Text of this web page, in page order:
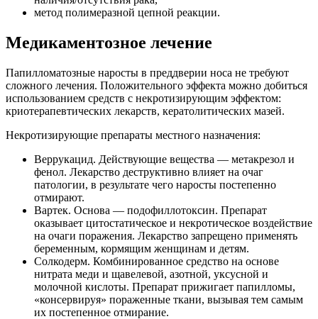
метод полимеразной цепной реакции.
Медикаментозное лечение
Папилломатозные наросты в преддверии носа не требуют
сложного лечения. Положительного эффекта можно добиться
использованием средств с некротизирующим эффектом:
криотерапевтических лекарств, кератолитических мазей.
Некротизирующие препараты местного назначения:
Веррукацид. Действующие вещества — метакрезол и
фенол. Лекарство деструктивно влияет на очаг
патологии, в результате чего наросты постепенно
отмирают.
Вартек. Основа — подофиллотоксин. Препарат
оказывает цитостатическое и некротическое воздействие
на очаги поражения. Лекарство запрещено применять
беременным, кормящим женщинам и детям.
Солкодерм. Комбинированное средство на основе
нитрата меди и щавелевой, азотной, уксусной и
молочной кислоты. Препарат прижигает папилломы,
«консервируя» пораженные ткани, вызывая тем самым
их постепенное отмирание.